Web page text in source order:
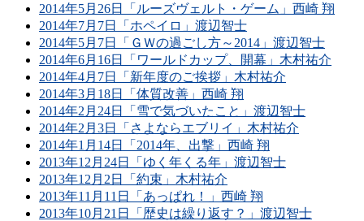
2014年5月26日「ルーズヴェルト・ゲーム」西崎 翔
2014年7月7日「ホペイロ」渡辺智士
2014年5月7日「ＧＷの過ごし方～2014」渡辺智士
2014年6月16日「ワールドカップ、開幕」木村祐介
2014年4月7日「新年度のご挨拶」木村祐介
2014年3月18日「体質改善」西崎 翔
2014年2月24日「雪で気づいたこと」渡辺智士
2014年2月3日「さよならエブリイ」木村祐介
2014年1月14日「2014年、出撃」西崎 翔
2013年12月24日「ゆく年くる年」渡辺智士
2013年12月2日「約束」木村祐介
2013年11月11日「あっぱれ！」西崎 翔
2013年10月21日「歴史は繰り返す？」渡辺智士